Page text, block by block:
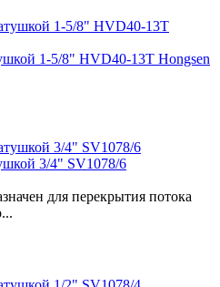
1-5/8" HVD40-13T Hongsen
3/4" SV1078/6
для перекрытия потока